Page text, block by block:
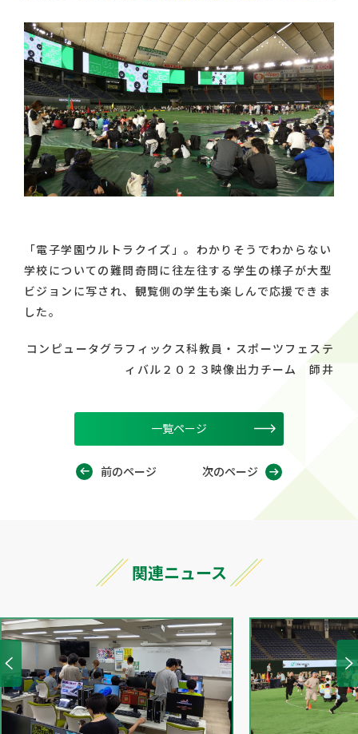
「電子学園ウルトラクイズ」。わかりそうでわからない
学校についての難問奇問に往左往する学生の様子が大型
ビジョンに写され、観覧側の学生も楽しんで応援できま
した。
コンピュータグラフィックス科教員・スポーツフェステ
ィバル２０２３映像出力チーム 師井
前のページ
一覧ページ
次のページ
関連ニュース